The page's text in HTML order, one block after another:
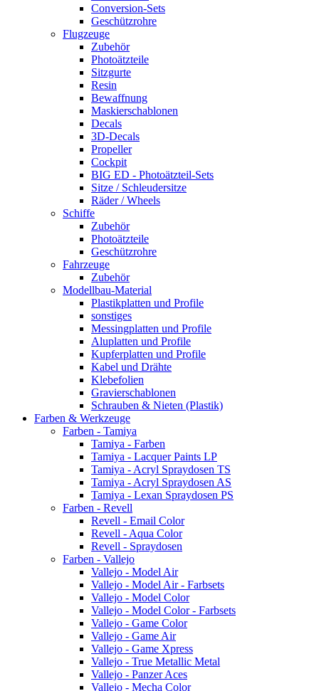
Conversion-Sets
Geschützrohre
Flugzeuge
Zubehör
Photoätzteile
Sitzgurte
Resin
Bewaffnung
Maskierschablonen
Decals
3D-Decals
Propeller
Cockpit
BIG ED - Photoätzteil-Sets
Sitze / Schleudersitze
Räder / Wheels
Schiffe
Zubehör
Photoätzteile
Geschützrohre
Fahrzeuge
Zubehör
Modellbau-Material
Plastikplatten und Profile
sonstiges
Messingplatten und Profile
Aluplatten und Profile
Kupferplatten und Profile
Kabel und Drähte
Klebefolien
Gravierschablonen
Schrauben & Nieten (Plastik)
Farben & Werkzeuge
Farben - Tamiya
Tamiya - Farben
Tamiya - Lacquer Paints LP
Tamiya - Acryl Spraydosen TS
Tamiya - Acryl Spraydosen AS
Tamiya - Lexan Spraydosen PS
Farben - Revell
Revell - Email Color
Revell - Aqua Color
Revell - Spraydosen
Farben - Vallejo
Vallejo - Model Air
Vallejo - Model Air - Farbsets
Vallejo - Model Color
Vallejo - Model Color - Farbsets
Vallejo - Game Color
Vallejo - Game Air
Vallejo - Game Xpress
Vallejo - True Metallic Metal
Vallejo - Panzer Aces
Vallejo - Mecha Color